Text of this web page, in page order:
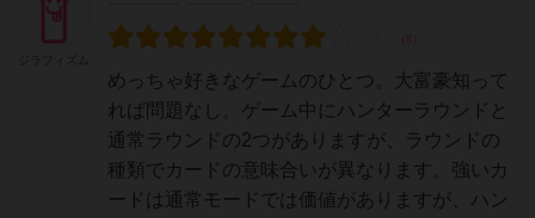
めっちゃ好きなゲームのひとつ。大富豪知って
れば問題なし。ゲーム中にハンターラウンドと
通常ラウンドの2つがありますが、ラウンドの
種類でカードの意味合いが異なります。強いカ
ードは通常モードでは価値がありますが、ハン